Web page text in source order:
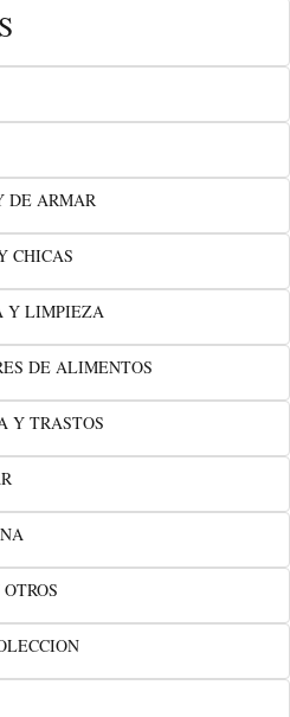
DE ARMAR
CHICAS
Y LIMPIEZA
DE ALIMENTOS
Y TRASTOS